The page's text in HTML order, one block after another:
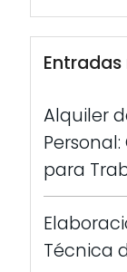
Alquiler
para
Técnica